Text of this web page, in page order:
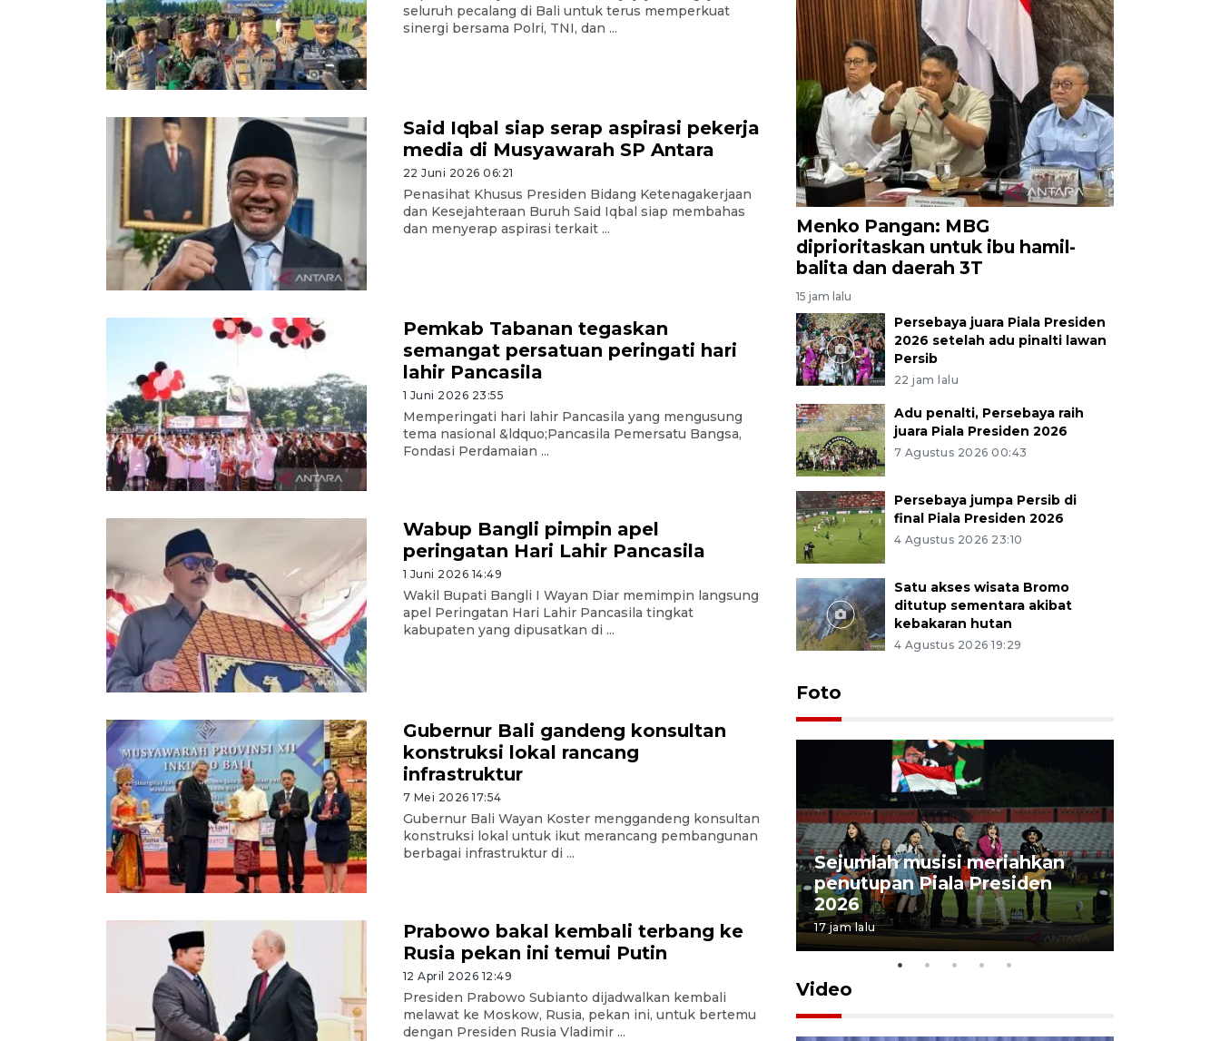
seluruh pecalang di Bali untuk terus memperkuat
sinergi bersama Polri, TNI, dan ...
Said Iqbal siap serap aspirasi pekerja
media di Musyawarah SP Antara
22 Juni 2026 06:21
Penasihat Khusus Presiden Bidang Ketenagakerjaan
dan Kesejahteraan Buruh Said Iqbal siap membahas
dan menyerap aspirasi terkait ...
Pemkab Tabanan tegaskan
semangat persatuan peringati hari
lahir Pancasila
1 Juni 2026 23:55
Memperingati hari lahir Pancasila yang mengusung
tema nasional &ldquo;Pancasila Pemersatu Bangsa,
Fondasi Perdamaian ...
Wabup Bangli pimpin apel
peringatan Hari Lahir Pancasila
1 Juni 2026 14:49
Wakil Bupati Bangli I Wayan Diar memimpin langsung
apel Peringatan Hari Lahir Pancasila tingkat
kabupaten yang dipusatkan di ...
Gubernur Bali gandeng konsultan
konstruksi lokal rancang
infrastruktur
7 Mei 2026 17:54
Gubernur Bali Wayan Koster menggandeng konsultan
konstruksi lokal untuk ikut merancang pembangunan
berbagai infrastruktur di ...
Prabowo bakal kembali terbang ke
Rusia pekan ini temui Putin
12 April 2026 12:49
Presiden Prabowo Subianto dijadwalkan kembali
melawat ke Moskow, Rusia, pekan ini, untuk bertemu
dengan Presiden Rusia Vladimir ...
Menko Pangan: MBG
diprioritaskan untuk ibu hamil-
balita dan daerah 3T
15 jam lalu
Persebaya juara Piala Presiden
2026 setelah adu pinalti lawan
Persib
22 jam lalu
Adu penalti, Persebaya raih
juara Piala Presiden 2026
7 Agustus 2026 00:43
Persebaya jumpa Persib di
final Piala Presiden 2026
4 Agustus 2026 23:10
Satu akses wisata Bromo
ditutup sementara akibat
kebakaran hutan
4 Agustus 2026 19:29
Foto
Tiga matra TNI unjuk
kemampuan tempur Perisai
5 Agustus 2026 16:28
Sejumlah musisi meriahkan
penutupan Piala Presiden
2026
17 jam lalu
Video